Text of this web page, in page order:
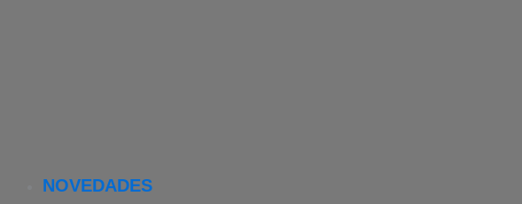
NOVEDADES